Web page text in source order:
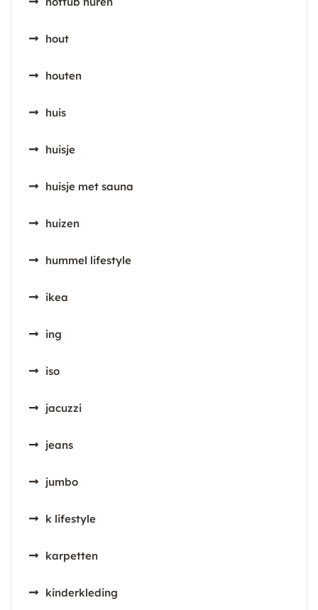
hout
houten
huis
huisje
huisje met sauna
huizen
hummel lifestyle
ikea
ing
iso
jacuzzi
jeans
jumbo
k lifestyle
karpetten
kinderkleding